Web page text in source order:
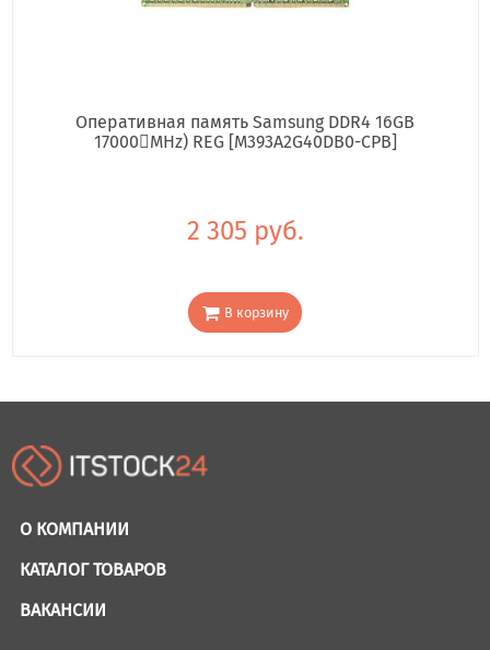
Оперативная память Samsung DDR4 16GB
17000񢋕MHz) REG [M393A2G40DB0-CPB]
2 305 руб.
В корзину
О КОМПАНИИ
КАТАЛОГ ТОВАРОВ
ВАКАНСИИ